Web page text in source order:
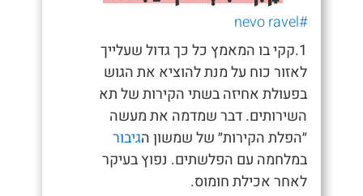
#nevo ravel
1.קקי בו המאמץ כל כך גדול שעלייך
לאזור כוח על מנת להוציא את הגוש
בפעולת אחיזה בשתי הקירות של תא
השירותים. דבר שמדמה את מעשה
״הפלת הקירות״ של שמשון הגיבור
במלחמה עם הפלשתים. נפוץ בעיקר
לאחר אכילת חומוס.